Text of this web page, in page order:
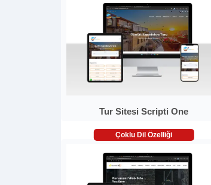
Tur Sitesi Scripti One
Çoklu Dil Özelliği